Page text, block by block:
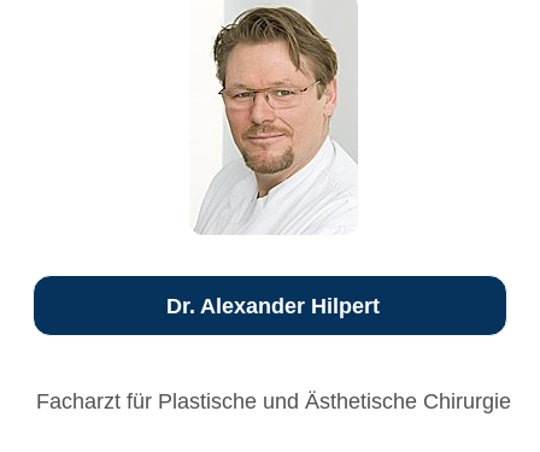
Dr. Alexander Hilpert
Facharzt für Plastische und Ästhetische Chirurgie